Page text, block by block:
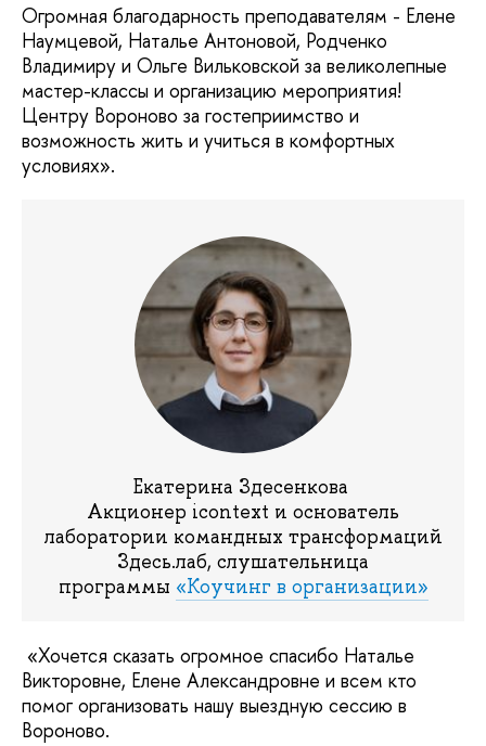
Огромная благодарность преподавателям - Елене
Наумцевой, Наталье Антоновой, Родченко
Владимиру и Ольге Вильковской за великолепные
мастер-классы и организацию мероприятия!
Центру Вороново за гостеприимство и
возможность жить и учиться в комфортных
условиях».
Екатерина Здесенкова
Акционер icontext и основатель
лаборатории командных трансформаций
Здесь.лаб, слушательница
программы «Коучинг в организации»
«Хочется сказать огромное спасибо Наталье
Викторовне, Елене Александровне и всем кто
помог организовать нашу выездную сессию в
Вороново.